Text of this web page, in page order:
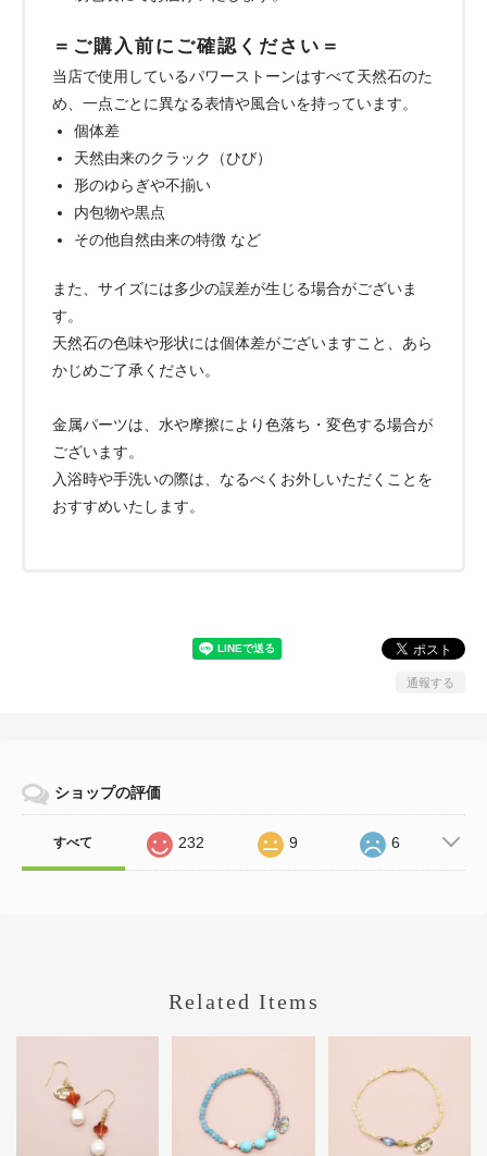
＝ご購入前にご確認ください＝
当店で使用しているパワーストーンはすべて天然石のた
め、一点ごとに異なる表情や風合いを持っています。
個体差
天然由来のクラック（ひび）
形のゆらぎや不揃い
内包物や黒点
その他自然由来の特徴 など
また、サイズには多少の誤差が生じる場合がございま
す。
天然石の色味や形状には個体差がございますこと、あら
かじめご了承ください。
金属パーツは、水や摩擦により色落ち・変色する場合が
ございます。
入浴時や手洗いの際は、なるべくお外しいただくことを
おすすめいたします。
通報する
ショップの評価
すべて 232 9 6
Related Items